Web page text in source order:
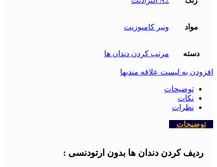
مواد ونیر کامپوزیت
دسته مرتب کردن دندان ها
افزودن به لیست علاقه مندیها
توضیحات
نکات
نظرات
توضیحات
ردیف کردن دندان ها بدون ارتودنسی :